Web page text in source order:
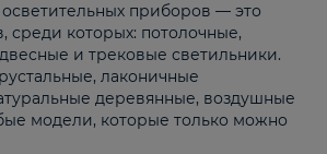
приборов — это
среди которых: потолочные,
и трековые светильники.
лаконичные
деревянные, воздушные
модели, которые только можно